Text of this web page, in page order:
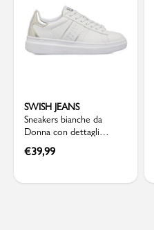
SWISH JEANS
Sneakers bianche da
Donna con dettagli
argento Swish Jeans
€39,99